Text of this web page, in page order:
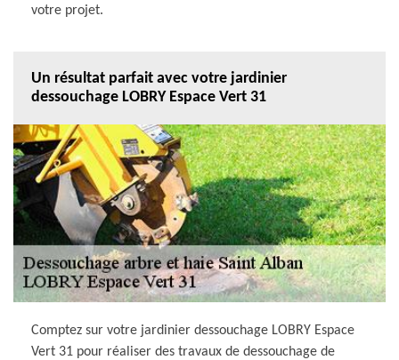
votre projet.
Un résultat parfait avec votre jardinier
dessouchage LOBRY Espace Vert 31
Comptez sur votre jardinier dessouchage LOBRY Espace
Vert 31 pour réaliser des travaux de dessouchage de